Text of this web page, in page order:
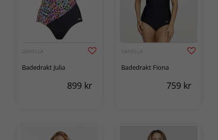
DAMELLA
Badedrakt Julia
899 kr
DAMELLA
Badedrakt Fiona
759 kr